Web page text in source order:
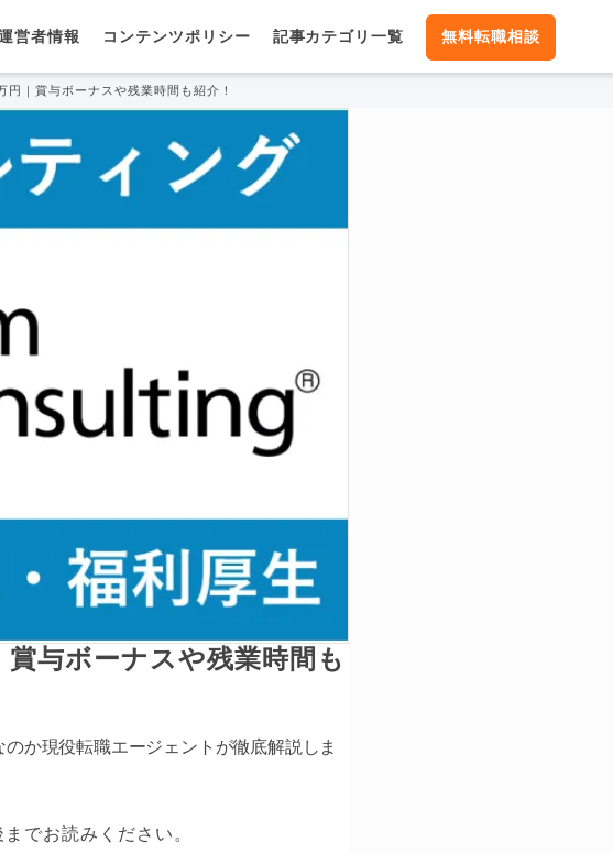
営者情報 コンテンツポリシー 記事カテゴリ一覧 無料転職相談
｜賞与ボーナスや残業時間も紹介！
与ボーナスや残業時間も
か現役転職エージェントが徹底解説しま
でお読みください。